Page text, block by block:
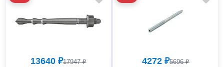
13640 ₽17947 ₽ 4272 ₽5696 ₽